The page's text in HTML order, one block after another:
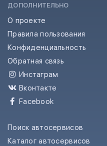
ДОПОЛНИТЕЛЬНО
О проекте
Правила пользования
Конфиденциальность
Обратная связь
Инстаграм
Вконтакте
Facebook
Поиск автосервисов
Каталог автосервисов